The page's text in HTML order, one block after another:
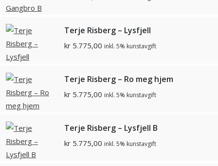
Terje Risberg – Lysfjell
kr 5.775,00 inkl. 5% kunstavgift
Terje Risberg – Ro meg hjem
kr 5.775,00 inkl. 5% kunstavgift
Terje Risberg – Lysfjell B
kr 5.775,00 inkl. 5% kunstavgift